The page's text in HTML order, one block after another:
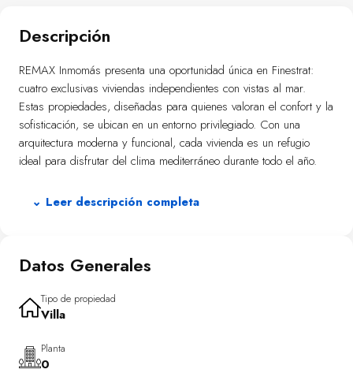
Descripción
REMAX Inmomás presenta una oportunidad única en Finestrat:
cuatro exclusivas viviendas independientes con vistas al mar.
Estas propiedades, diseñadas para quienes valoran el confort y la
sofisticación, se ubican en un entorno privilegiado. Con una
arquitectura moderna y funcional, cada vivienda es un refugio
ideal para disfrutar del clima mediterráneo durante todo el año.
santuario. Cada una dispone de su propio jardín privado, perfecto
terrazas son ideales para relajarse y admirar las vistas al mar
El interior de estas viviendas está diseñado pensando en el
propiedad ofrece un espacio generoso y cómodo para toda la
familia. Un sistema de domótica avanzada permite controlar
⌄ Leer descripción completa
Datos Generales
Tipo de propiedad
Villa
Planta
0